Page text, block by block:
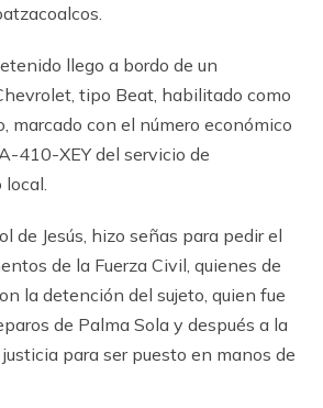
llego a bordo de un
tipo Beat, habilitado como
marcado con el número económico
410-XEY del servicio de
de Jesús, hizo señas para pedir el
de la Fuerza Civil, quienes de
la detención del sujeto, quien fue
de Palma Sola y después a la
para ser puesto en manos de